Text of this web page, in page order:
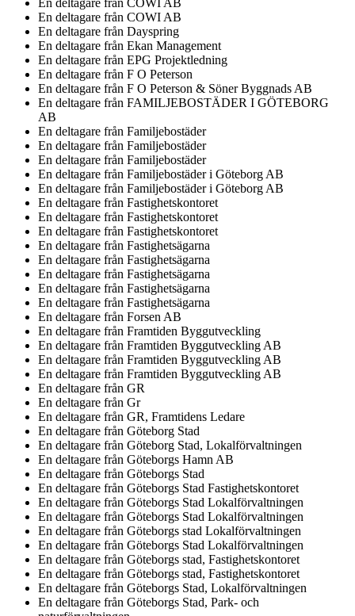
En deltagare från COWI AB
En deltagare från Dayspring
En deltagare från Ekan Management
En deltagare från EPG Projektledning
En deltagare från F O Peterson
En deltagare från F O Peterson & Söner Byggnads AB
En deltagare från FAMILJEBOSTÄDER I GÖTEBORG
AB
En deltagare från Familjebostäder
En deltagare från Familjebostäder
En deltagare från Familjebostäder
En deltagare från Familjebostäder i Göteborg AB
En deltagare från Familjebostäder i Göteborg AB
En deltagare från Fastighetskontoret
En deltagare från Fastighetskontoret
En deltagare från Fastighetskontoret
En deltagare från Fastighetsägarna
En deltagare från Fastighetsägarna
En deltagare från Fastighetsägarna
En deltagare från Fastighetsägarna
En deltagare från Fastighetsägarna
En deltagare från Forsen AB
En deltagare från Framtiden Byggutveckling
En deltagare från Framtiden Byggutveckling AB
En deltagare från Framtiden Byggutveckling AB
En deltagare från Framtiden Byggutveckling AB
En deltagare från GR
En deltagare från Gr
En deltagare från GR, Framtidens Ledare
En deltagare från Göteborg Stad
En deltagare från Göteborg Stad, Lokalförvaltningen
En deltagare från Göteborgs Hamn AB
En deltagare från Göteborgs Stad
En deltagare från Göteborgs Stad Fastighetskontoret
En deltagare från Göteborgs Stad Lokalförvaltningen
En deltagare från Göteborgs Stad Lokalförvaltningen
En deltagare från Göteborgs stad Lokalförvaltningen
En deltagare från Göteborgs Stad Lokalförvaltningen
En deltagare från Göteborgs stad, Fastighetskontoret
En deltagare från Göteborgs stad, Fastighetskontoret
En deltagare från Göteborgs Stad, Lokalförvaltningen
En deltagare från Göteborgs Stad, Park- och